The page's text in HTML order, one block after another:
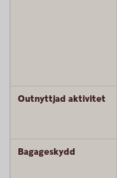
Outnyttjad aktivitet
Bagageskydd